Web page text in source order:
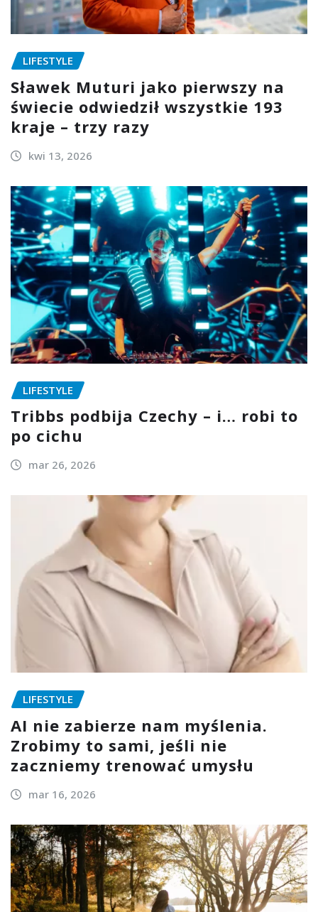
LIFESTYLE
Sławek Muturi jako pierwszy na
świecie odwiedził wszystkie 193
kraje – trzy razy
kwi 13, 2026
LIFESTYLE
Tribbs podbija Czechy – i… robi to
po cichu
mar 26, 2026
LIFESTYLE
AI nie zabierze nam myślenia.
Zrobimy to sami, jeśli nie
zaczniemy trenować umysłu
mar 16, 2026